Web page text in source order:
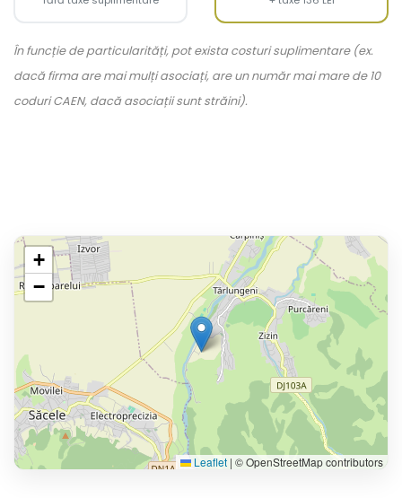
În funcție de particularități, pot exista costuri suplimentare (ex.
dacă firma are mai mulți asociați, are un număr mai mare de 10
coduri CAEN, dacă asociații sunt străini).
+
−
Leaflet | © OpenStreetMap contributors